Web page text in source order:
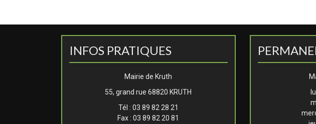
INFOS PRATIQUES
Mairie de Kruth
55, grand rue 68820 KRUTH
Tél : 03 89 82 28 21
Fax : 03 89 82 20 81